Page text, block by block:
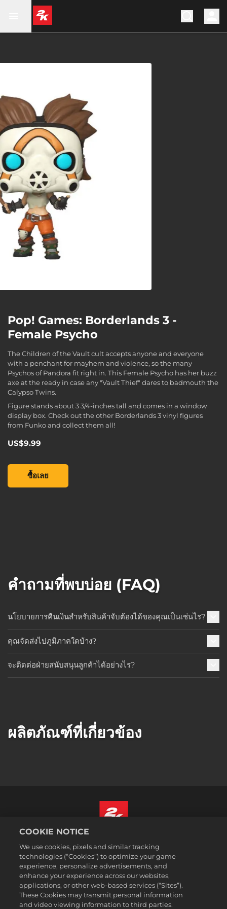
Pop! Games: Borderlands 3 -
Female Psycho
The Children of the Vault cult accepts anyone and everyone
with a penchant for mayhem and violence, so the many
Psychos of Pandora fit right in. This Female Psycho has her buzz
axe at the ready in case any "Vault Thief" dares to badmouth the
Calypso Twins.
Figure stands about 3 3/4-inches tall and comes in a window
display box. Check out the other Borderlands 3 vinyl figures
from Funko and collect them all!
US$9.99
ซื้อเลย
Pop! Games: Borderlands 3 - Female Psycho, , US$9.99
คำถามที่พบบ่อย (FAQ)
นโยบายการคืนเงินสำหรับสินค้าจับต้องได้ของคุณเป็นเช่นไร?
คุณจัดส่งไปภูมิภาคใดบ้าง?
จะติดต่อฝ่ายสนับสนุนลูกค้าได้อย่างไร?
ผลิตภัณฑ์ที่เกี่ยวข้อง
กฎหมาย
นโยบายความเป็นส่วนตัว
นโยบายคุกกี้
ส่วนช่วยเหลือ
ไทย
COOKIE NOTICE
We use cookies, pixels and similar tracking
technologies (“Cookies”) to optimize your game
experience, personalize advertisements, and
enhance your experience across our websites,
applications, or other web-based services (“Sites”).
These Cookies may transmit personal information
and video viewing information to third parties.